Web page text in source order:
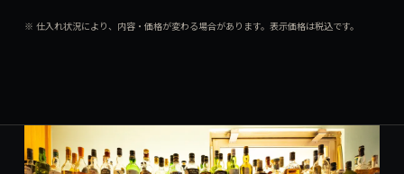
※ 仕入れ状況により、内容・価格が変わる場合があります。表示価格は税込です。